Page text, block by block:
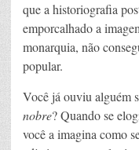
que a historiografia
emporcalhado a
monarquia, não
popular.
Você já ouviu alguém
nobre? Quando se
você a imagina como